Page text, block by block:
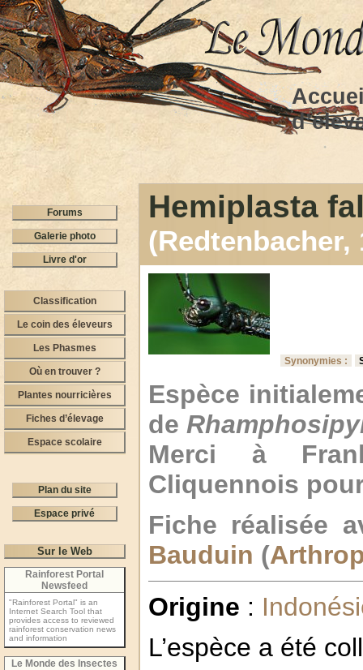
Forums
Galerie photo
Livre d'or
Classification
Le coin des éleveurs
Les Phasmes
Où en trouver ?
Plantes nourricières
Fiches d’élevage
Espace scolaire
Plan du site
Espace privé
Sur le Web
Rainforest Portal
Newsfeed
"Rainforest Portal" is an
Internet Search Tool that
provides access to reviewed
rainforest conservation news
and information
Le Monde des Insectes
Hemiplasta
(Redtenbacher,
Synonymies :
Espèce
de
Merci à
Cliquennois
Fiche réalisée
Bauduin (
Origine :
L’espèce a été